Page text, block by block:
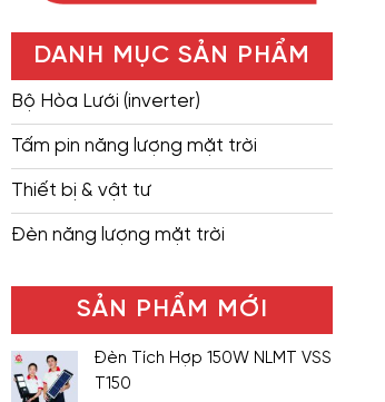
DANH MỤC SẢN PHẨM
Bộ Hòa Lưới (inverter)
Tấm pin năng lượng mặt trời
Thiết bị & vật tư
Đèn năng lượng mặt trời
SẢN PHẨM MỚI
Đèn Tích Hợp 150W NLMT VSS
T150